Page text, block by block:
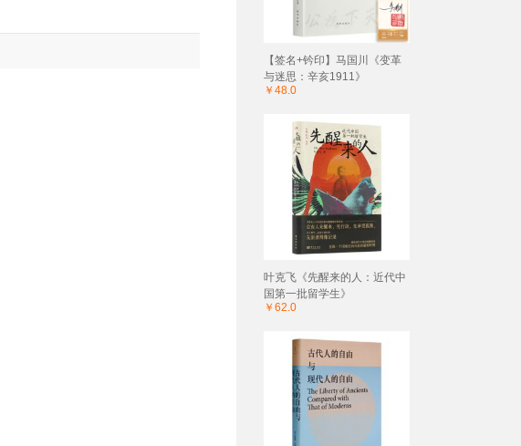
【签名+钤印】马国川《变革
与迷思：辛亥1911》
￥48.0
叶克飞《先醒来的人：近代中
国第一批留学生》
￥62.0